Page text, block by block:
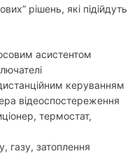
рішень, які підійдуть
асистентом
керуванням
відеоспостереження
термостат,
газу, затоплення